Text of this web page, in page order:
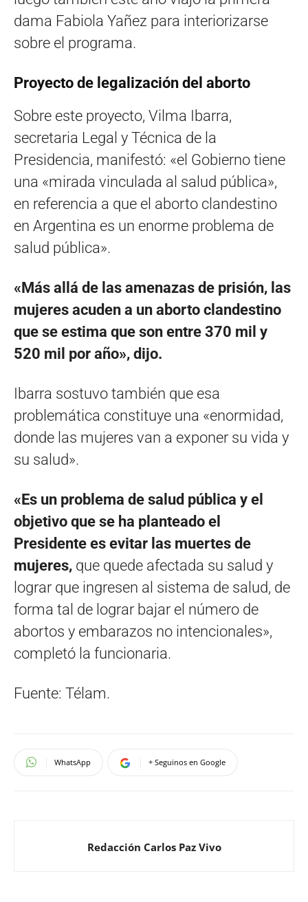
dama Fabiola Yañez para interiorizarse
sobre el programa.
Proyecto de legalización del aborto
Sobre este proyecto, Vilma Ibarra,
secretaria Legal y Técnica de la
Presidencia, manifestó: «el Gobierno tiene
una «mirada vinculada al salud pública»,
en referencia a que el aborto clandestino
en Argentina es un enorme problema de
salud pública».
«Más allá de las amenazas de prisión, las
mujeres acuden a un aborto clandestino
que se estima que son entre 370 mil y
520 mil por año», dijo.
Ibarra sostuvo también que esa
problemática constituye una «enormidad,
donde las mujeres van a exponer su vida y
su salud».
«Es un problema de salud pública y el
objetivo que se ha planteado el
Presidente es evitar las muertes de
mujeres, que quede afectada su salud y
lograr que ingresen al sistema de salud, de
forma tal de lograr bajar el número de
abortos y embarazos no intencionales»,
completó la funcionaria.
Fuente: Télam.
WhatsApp + Seguinos en Google
Redacción Carlos Paz Vivo